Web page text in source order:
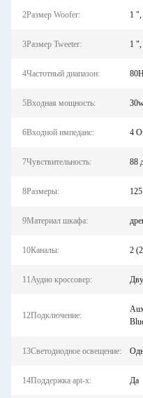
2Размер Woofer: 1
3Размер Tweeter: 1
4Частотный диапазон:
5Входная мощность:
6Входной импеданс: 4
7Чувствительность: 88
8Размеры:
9Материал шкафа:
10Каналы: 2
11Аудио кроссовер:
12Подключение:
13Светодиодное освещение:
14Поддержка apt-x: Да